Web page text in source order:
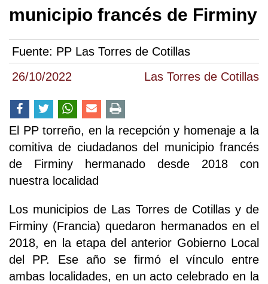
26/10/2022 Las Torres de Cotillas
municipio francés de Firminy
Fuente: PP Las Torres de Cotillas
El PP torreño, en la recepción y homenaje a la
comitiva de ciudadanos del municipio francés
de Firminy hermanado desde 2018 con
nuestra localidad
Los municipios de Las Torres de Cotillas y de
Firminy (Francia) quedaron hermanados en el
2018, en la etapa del anterior Gobierno Local
del PP. Ese año se firmó el vínculo entre
ambas localidades, en un acto celebrado en la